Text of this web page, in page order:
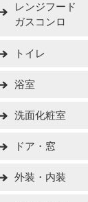
レンジフード
ガスコンロ
トイレ
浴室
洗面化粧室
ドア・窓
外装・内装